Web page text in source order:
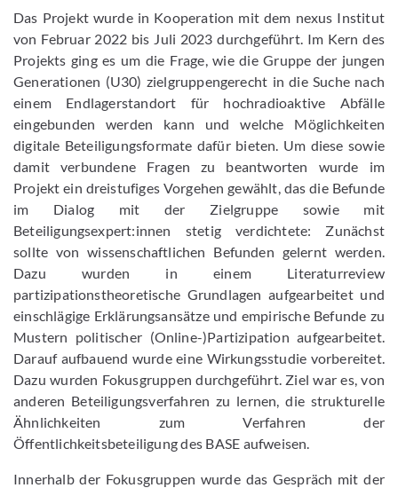
Das Projekt wurde in Kooperation mit dem nexus Institut
von Februar 2022 bis Juli 2023 durchgeführt. Im Kern des
Projekts ging es um die Frage, wie die Gruppe der jungen
Generationen (U30) zielgruppengerecht in die Suche nach
einem Endlagerstandort für hochradioaktive Abfälle
eingebunden werden kann und welche Möglichkeiten
digitale Beteiligungsformate dafür bieten. Um diese sowie
damit verbundene Fragen zu beantworten wurde im
Projekt ein dreistufiges Vorgehen gewählt, das die Befunde
im Dialog mit der Zielgruppe sowie mit
Beteiligungsexpert:innen stetig verdichtete: Zunächst
sollte von wissenschaftlichen Befunden gelernt werden.
Dazu wurden in einem Literaturreview
partizipationstheoretische Grundlagen aufgearbeitet und
einschlägige Erklärungsansätze und empirische Befunde zu
Mustern politischer (Online-)Partizipation aufgearbeitet.
Darauf aufbauend wurde eine Wirkungsstudie vorbereitet.
Dazu wurden Fokusgruppen durchgeführt. Ziel war es, von
anderen Beteiligungsverfahren zu lernen, die strukturelle
Ähnlichkeiten zum Verfahren der
Öffentlichkeitsbeteiligung des BASE aufweisen.
Innerhalb der Fokusgruppen wurde das Gespräch mit der